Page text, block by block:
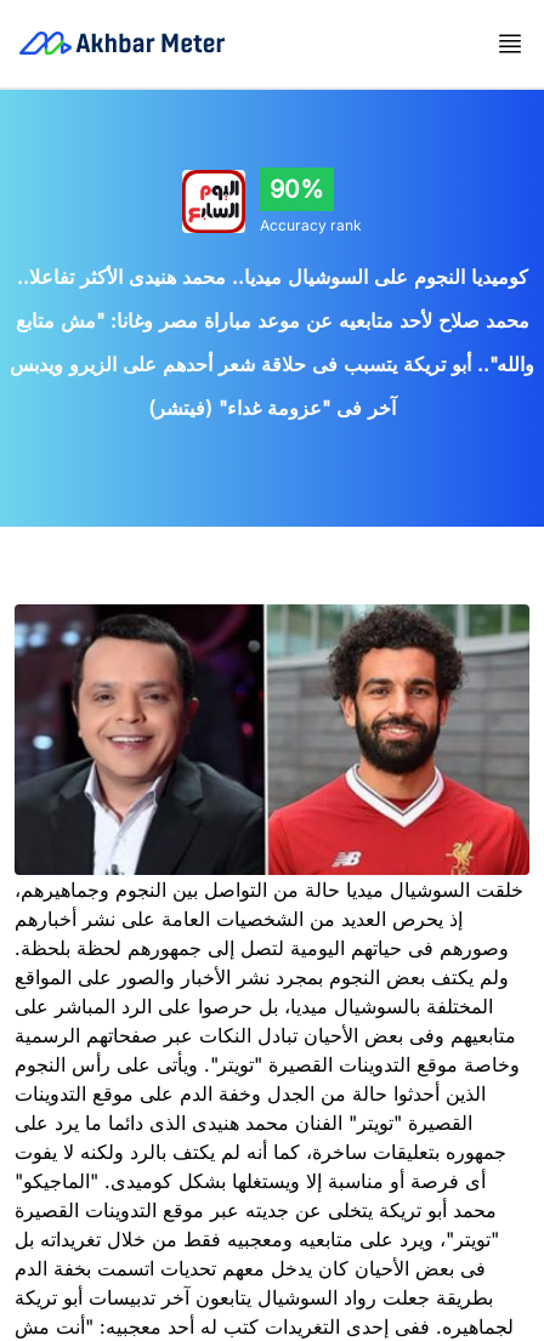
90%
Accuracy rank
كوميديا النجوم على السوشيال ميديا.. محمد هنيدى الأكثر تفاعلا..
محمد صلاح لأحد متابعيه عن موعد مباراة مصر وغانا: "مش متابع
والله".. أبو تريكة يتسبب فى حلاقة شعر أحدهم على الزيرو ويدبس
آخر فى "عزومة غداء" (فيتشر)
خلقت السوشيال ميديا حالة من التواصل بين النجوم وجماهيرهم،
إذ يحرص العديد من الشخصيات العامة على نشر أخبارهم
وصورهم فى حياتهم اليومية لتصل إلى جمهورهم لحظة بلحظة.
ولم يكتف بعض النجوم بمجرد نشر الأخبار والصور على المواقع
المختلفة بالسوشيال ميديا، بل حرصوا على الرد المباشر على
متابعيهم وفى بعض الأحيان تبادل النكات عبر صفحاتهم الرسمية
وخاصة موقع التدوينات القصيرة "تويتر". ويأتى على رأس النجوم
الذين أحدثوا حالة من الجدل وخفة الدم على موقع التدوينات
القصيرة "تويتر" الفنان محمد هنيدى الذى دائما ما يرد على
جمهوره بتعليقات ساخرة، كما أنه لم يكتف بالرد ولكنه لا يفوت
أى فرصة أو مناسبة إلا ويستغلها بشكل كوميدى. "الماجيكو"
محمد أبو تريكة يتخلى عن جديته عبر موقع التدوينات القصيرة
"تويتر"، ويرد على متابعيه ومعجبيه فقط من خلال تغريداته بل
فى بعض الأحيان كان يدخل معهم تحديات اتسمت بخفة الدم
بطريقة جعلت رواد السوشيال يتابعون آخر تدبيسات أبو تريكة
لجماهيره. ففى إحدى التغريدات كتب له أحد معجبيه: "أنت مش